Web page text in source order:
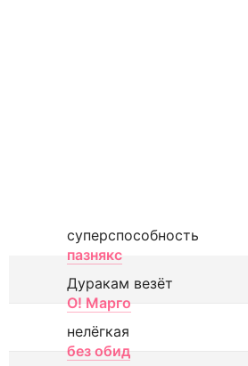
суперспособность
пазнякс
Дуракам везёт
О! Марго
нелёгкая
без обид